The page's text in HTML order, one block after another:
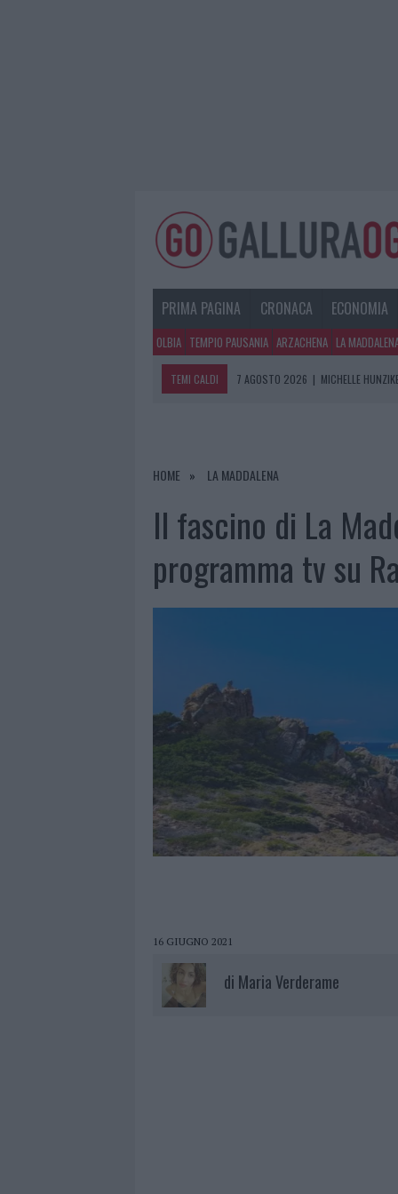
PRIMA PAGINA CRONACA ECONOMIA
OLBIA TEMPIO PAUSANIA ARZACHENA LA
TEMI CALDI 7 AGOSTO 2026 | MICHELLE
7 AGOSTO 2026 | PAUSA CAFFÈ IMPECCABILE:
HOME LA MADDALENA
Il fascino di La
programma tv su
16 GIUGNO 2021
di Maria Verderame